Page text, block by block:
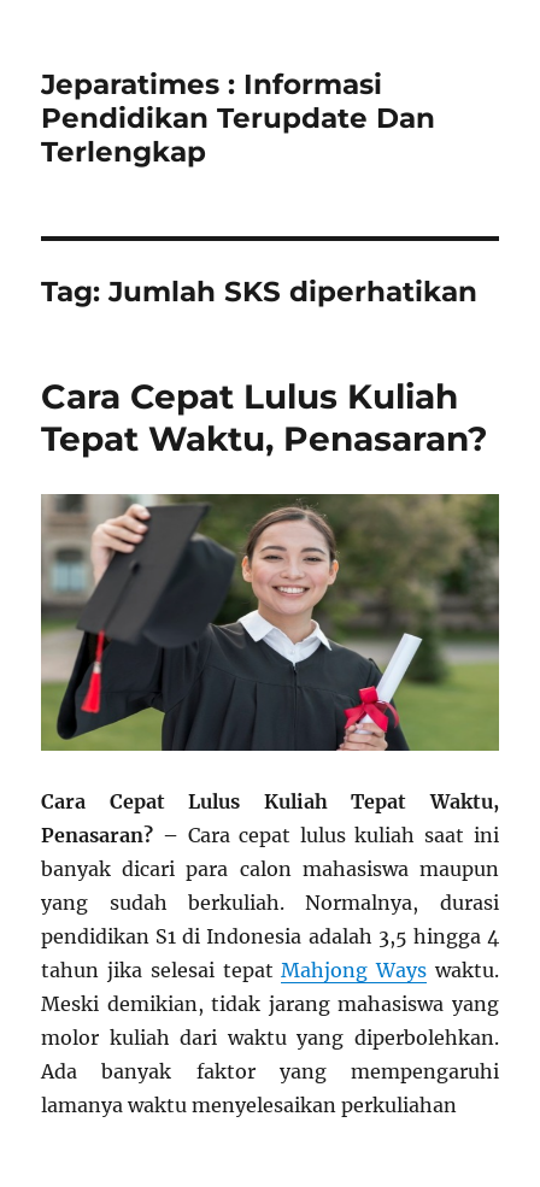
Jeparatimes : Informasi
Pendidikan Terupdate Dan
Terlengkap
Tag:Jumlah SKS diperhatikan
Cara Cepat Lulus Kuliah
Tepat Waktu, Penasaran?
Cara Cepat Lulus Kuliah Tepat Waktu,
Penasaran? – Cara cepat lulus kuliah saat ini
banyak dicari para calon mahasiswa maupun
yang sudah berkuliah. Normalnya, durasi
pendidikan S1 di Indonesia adalah 3,5 hingga 4
tahun jika selesai tepatMahjong Wayswaktu.
Meski demikian, tidak jarang mahasiswa yang
molor kuliah dari waktu yang diperbolehkan.
Ada banyak faktor yang mempengaruhi
lamanya waktu menyelesaikan perkuliahan